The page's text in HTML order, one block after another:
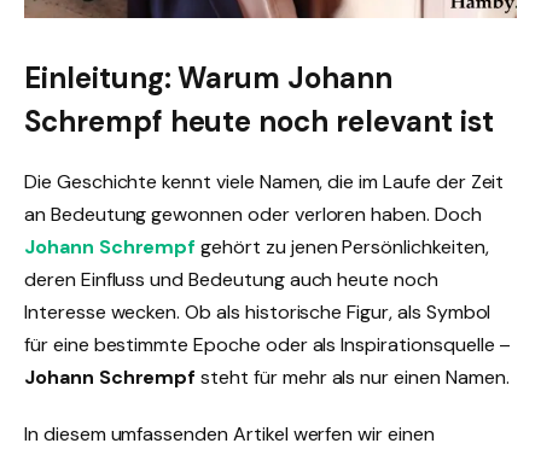
Einleitung: Warum Johann
Schrempf heute noch relevant ist
Die Geschichte kennt viele Namen, die im Laufe der Zeit
an Bedeutung gewonnen oder verloren haben. Doch
Johann Schrempf gehört zu jenen Persönlichkeiten,
deren Einfluss und Bedeutung auch heute noch
Interesse wecken. Ob als historische Figur, als Symbol
für eine bestimmte Epoche oder als Inspirationsquelle –
Johann Schrempf steht für mehr als nur einen Namen.
In diesem umfassenden Artikel werfen wir einen